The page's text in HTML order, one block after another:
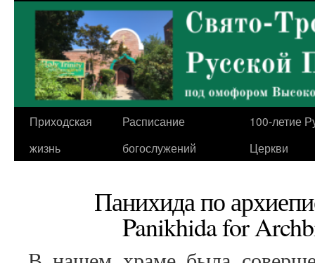
содержимому
Приходская
жизнь
Расписание
богослужений
100-летие
Церкви
Панихида по
Panikhida for